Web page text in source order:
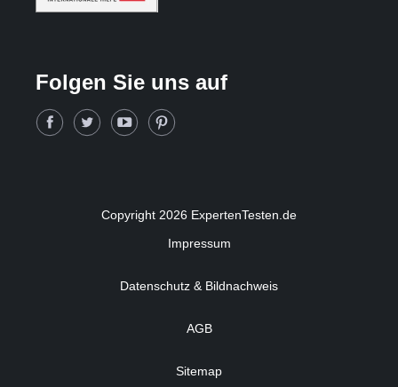
Folgen Sie uns auf
Copyright 2026 ExpertenTesten.de
Impressum
Datenschutz & Bildnachweis
AGB
Sitemap